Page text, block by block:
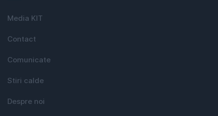
Media KIT
Contact
Comunicate
Stiri calde
Despre noi